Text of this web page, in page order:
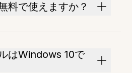
料で使えますか？
はWindows 10で